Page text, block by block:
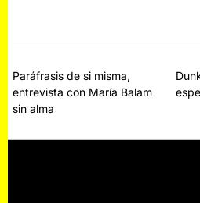
Navegación
de
Paráfrasis de si misma,
entrevista con María Balam
sin alma